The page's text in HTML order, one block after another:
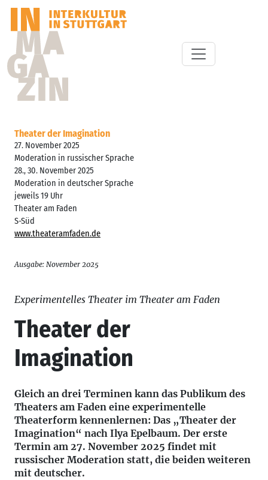
Theater der Imagination
27. November 2025
Moderation in russischer Sprache
28., 30. November 2025
Moderation in deutscher Sprache
jeweils 19 Uhr
Theater am Faden
S-Süd
www.theateramfaden.de
Ausgabe: November 2025
Experimentelles Theater im Theater am Faden
Theater der
Imagination
Gleich an drei Terminen kann das Publikum des
Theaters am Faden eine experimentelle
Theaterform kennenlernen: Das „Theater der
Imagination“ nach Ilya Epelbaum. Der erste
Termin am 27. November 2025 findet mit
russischer Moderation statt, die beiden weiteren
mit deutscher.